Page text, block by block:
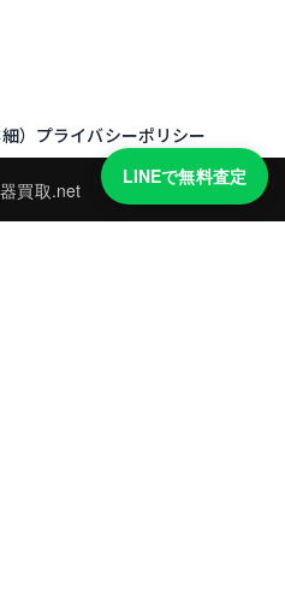
） プライバシーポリシー
買取.net
LINEで無料査定